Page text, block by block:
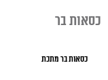
כסאות בר
כסאות בר מתכת